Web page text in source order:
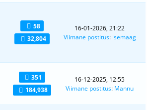
58
32,804
16-01-2026, 21:22
Viimane postitus: isemaag
351
184,938
16-12-2025, 12:55
Viimane postitus: Mannu